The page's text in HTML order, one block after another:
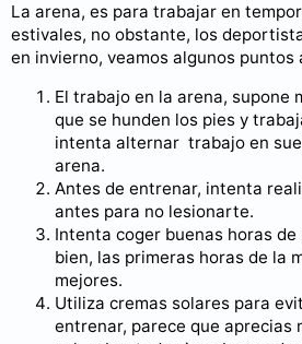
La arena, es para trabajar en
estivales, no obstante, los
en invierno, veamos algunos puntos
El trabajo en la arena, supone
que se hunden los pies y
intenta alternar trabajo en
arena.
Antes de entrenar, intenta
antes para no lesionarte.
Intenta coger buenas horas
bien, las primeras horas de la
mejores.
Utiliza cremas solares para
entrenar, parece que aprecias